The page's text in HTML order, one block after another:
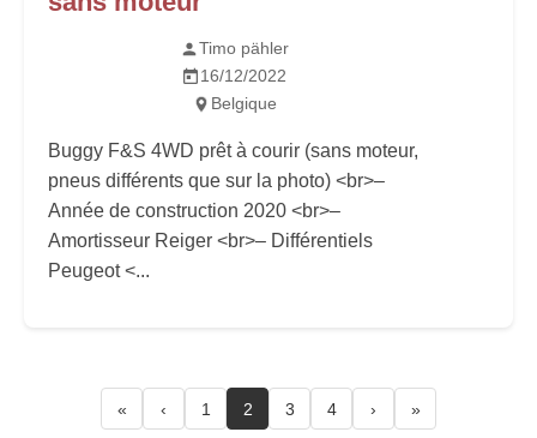
Timo pähler
16/12/2022
Belgique
Buggy F&S 4WD prêt à courir (sans moteur,
pneus différents que sur la photo) <br>–
Année de construction 2020 <br>–
Amortisseur Reiger <br>– Différentiels
Peugeot <...
« ‹ 1 2 3 4 › »